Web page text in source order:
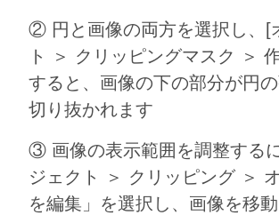
② 円と画像の両方を選択し、[
ト ＞ クリッピングマスク ＞
すると、画像の下の部分が円
切り抜かれます
③ 画像の表示範囲を調整する
ジェクト ＞ クリッピング ＞
を編集」を選択し、画像を移